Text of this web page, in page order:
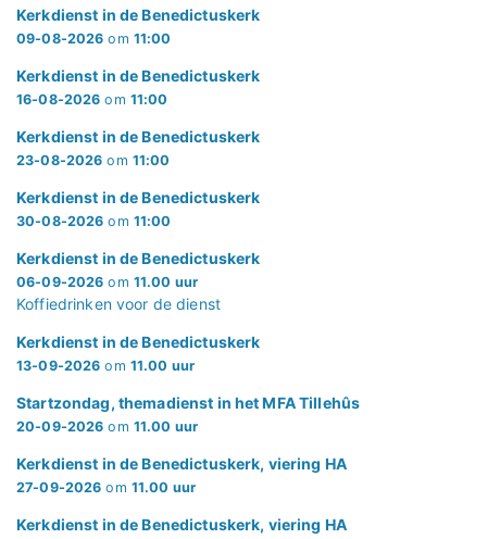
Kerkdienst in de Benedictuskerk
09-08-2026 om 11:00
Kerkdienst in de Benedictuskerk
16-08-2026 om 11:00
Kerkdienst in de Benedictuskerk
23-08-2026 om 11:00
Kerkdienst in de Benedictuskerk
30-08-2026 om 11:00
Kerkdienst in de Benedictuskerk
06-09-2026 om 11.00 uur
Koffiedrinken voor de dienst
Kerkdienst in de Benedictuskerk
13-09-2026 om 11.00 uur
Startzondag, themadienst in het MFA Tillehûs
20-09-2026 om 11.00 uur
Kerkdienst in de Benedictuskerk, viering HA
27-09-2026 om 11.00 uur
Kerkdienst in de Benedictuskerk, viering HA